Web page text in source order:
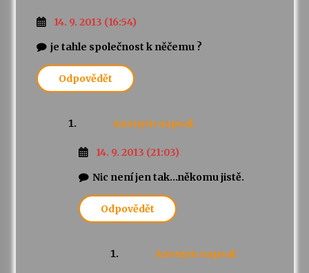
14. 9. 2013 (16:54)
je tahle společnost k něčemu ?
Odpovědět
Anonym napsal:
14. 9. 2013 (21:03)
Nic není jen tak…někomu jistě.
Odpovědět
Anonym napsal: